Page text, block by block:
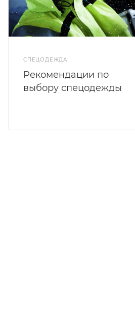
СПЕЦОДЕЖДА
Рекомендации по
выбору спецодежды